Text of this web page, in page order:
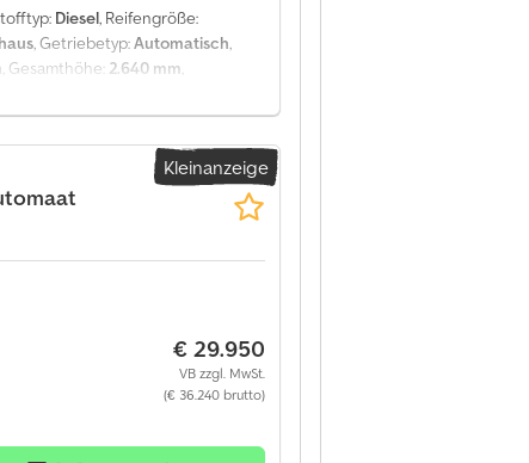
Diesel, Reifengröße:
, Getriebetyp:Automatisch,
, Gesamthöhe: 2.640 mm,
, = Weitere
- Stoff - Toter-Winkel-Sensor -
ungebremst: 750 kg,
2, Einparkhilfe: Vorderseite,
Halogenlampe,
erhöht und verlängert,
Sitzplätze: 2,
camera org NL,
Kennzeichen: V-44-HRT
links: 7 mm; Reifen Profil rechts:
zGG: 3.500 kg Funktionell Höhe
gut Optischer Zustand: gut
Fragen Sie nach weiteren
Kleinanzeige
€ 29.950
VB zzgl. MwSt.
(€ 36.240 brutto)